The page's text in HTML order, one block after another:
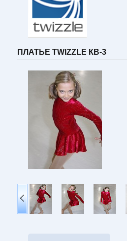
ПЛАТЬЕ TWIZZLE КВ-3